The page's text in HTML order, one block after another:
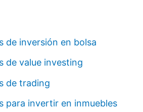
de inversión en bolsa
de value investing
de trading
para invertir en inmuebles